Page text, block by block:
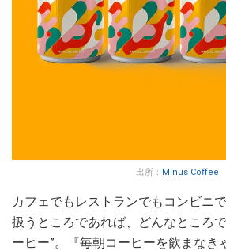
出所： Minus Coffee
カフェでもレストランでもコンビニ
扱うところであれば、どんなところ
ーヒー”。『毎朝コーヒーを飲まなき